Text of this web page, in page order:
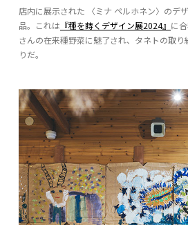
店内に展示された 〈ミナ ペルホネン〉のデ
品。これは 『種を蒔くデザイン展2024』 に
さんの在来種野菜に魅了され、タネトの取
りだ。